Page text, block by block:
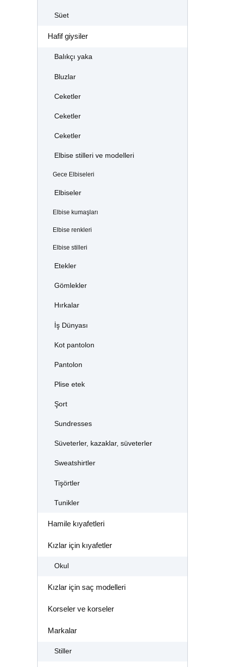
Süet
Hafif giysiler
Balıkçı yaka
Bluzlar
Ceketler
Ceketler
Ceketler
Elbise stilleri ve modelleri
Gece Elbiseleri
Elbiseler
Elbise kumaşları
Elbise renkleri
Elbise stilleri
Etekler
Gömlekler
Hırkalar
İş Dünyası
Kot pantolon
Pantolon
Plise etek
Şort
Sundresses
Süveterler, kazaklar, süveterler
Sweatshirtler
Tişörtler
Tunikler
Hamile kıyafetleri
Kızlar için kıyafetler
Okul
Kızlar için saç modelleri
Korseler ve korseler
Markalar
Stiller